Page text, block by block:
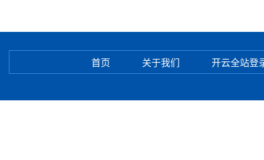
首页 关于我们 开云全站登